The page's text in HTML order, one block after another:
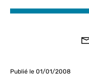
Publié le 01/01/2008